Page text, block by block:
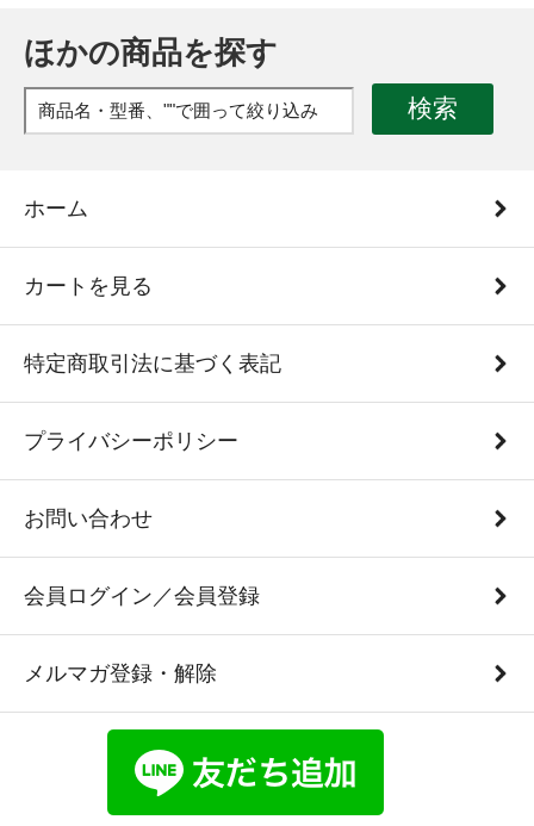
ほかの商品を探す
検索
ホーム
カートを見る
特定商取引法に基づく表記
プライバシーポリシー
お問い合わせ
会員ログイン／会員登録
メルマガ登録・解除